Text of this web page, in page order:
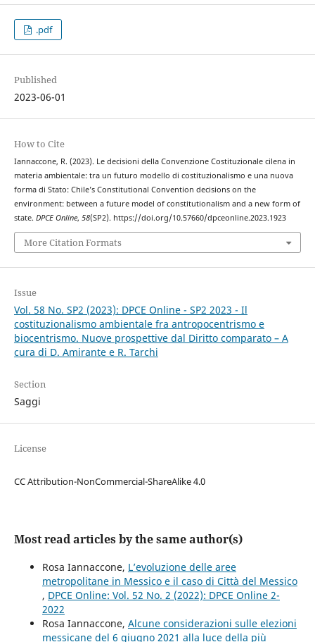
.pdf
Published
2023-06-01
How to Cite
Iannaccone, R. (2023). Le decisioni della Convenzione Costituzionale cilena in
materia ambientale: tra un futuro modello di costituzionalismo e una nuova
forma di Stato: Chile’s Constitutional Convention decisions on the
environment: between a future model of constitutionalism and a new form of
state. DPCE Online, 58(SP2). https://doi.org/10.57660/dpceonline.2023.1923
More Citation Formats
Issue
Vol. 58 No. SP2 (2023): DPCE Online - SP2 2023 - Il
costituzionalismo ambientale fra antropocentrismo e
biocentrismo. Nuove prospettive dal Diritto comparato – A
cura di D. Amirante e R. Tarchi
Section
Saggi
License
CC Attribution-NonCommercial-ShareAlike 4.0
Most read articles by the same author(s)
Rosa Iannaccone, L’evoluzione delle aree
metropolitane in Messico e il caso di Città del Messico
, DPCE Online: Vol. 52 No. 2 (2022): DPCE Online 2-
2022
Rosa Iannaccone, Alcune considerazioni sulle elezioni
messicane del 6 giugno 2021 alla luce della più